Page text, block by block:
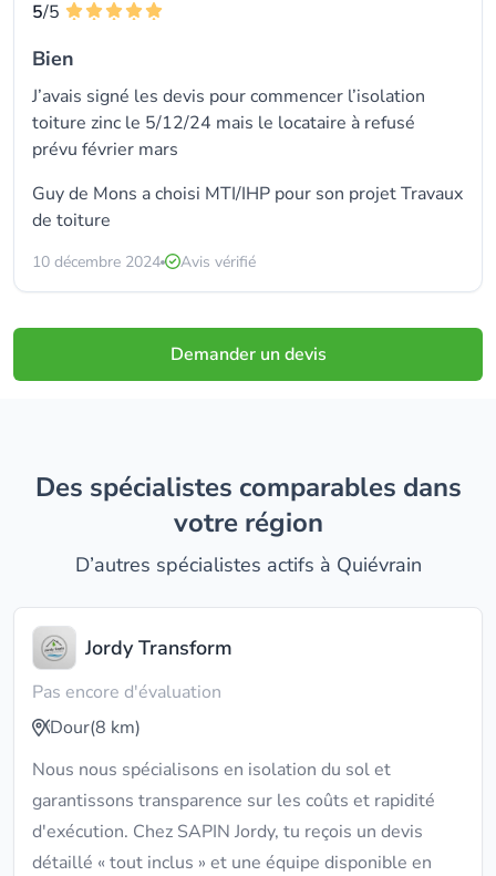
5/5
Bien
J’avais signé les devis pour commencer l’isolation
toiture zinc le 5/12/24 mais le locataire à refusé
prévu février mars
Guy de Mons a choisi MTI/IHP pour son projet Travaux
de toiture
10 décembre 2024 Avis vérifié
Demander un devis
Des spécialistes comparables dans
votre région
D’autres spécialistes actifs à Quiévrain
Jordy Transform
Pas encore d'évaluation
Dour(8 km)
Nous nous spécialisons en isolation du sol et
garantissons transparence sur les coûts et rapidité
d'exécution. Chez SAPIN Jordy, tu reçois un devis
détaillé « tout inclus » et une équipe disponible en